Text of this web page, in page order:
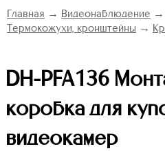
Главная → Видеонаблюдение →
Термокожухи, кронштейны →
DH-PFA136
коробка для
видеокамер